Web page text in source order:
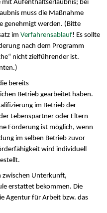
mit Aufenthaltserlaubnis; bei
muss die Maßnahme
genehmigt werden. (Bitte
imVerfahrensablauf! Es sollte
nach dem Programm
nicht zielführender ist.
bereits
Betrieb gearbeitet haben.
im Betrieb der
Lebenspartner oder Eltern
Förderung ist möglich, wenn
im selben Betrieb zuvor
wird individuell
zwischen Unterkunft,
erstattet bekommen. Die
Agentur für Arbeit bzw. das